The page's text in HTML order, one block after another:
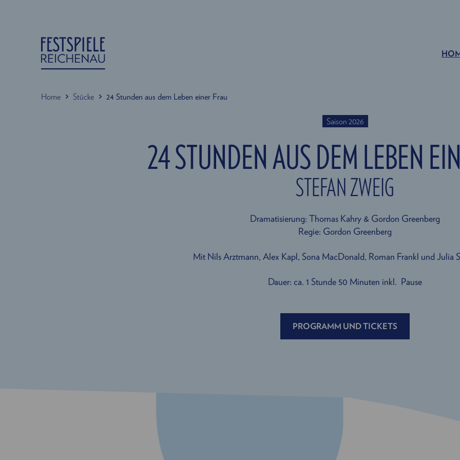
Home Stücke 24 Stunden aus dem Leben einer Frau
Saison 2026
24 STUNDEN AUS DEM LEBEN
STEFAN ZWEIG
Dramatisierung: Thomas Kahry & Gordon Greenberg
Regie: Gordon Greenberg
Mit Nils Arztmann, Alex Kapl, Sona MacDonald, Roman Frankl und Julia
Dauer: ca. 1 Stunde 50 Minuten inkl. Pause
PROGRAMM UND TICKETS